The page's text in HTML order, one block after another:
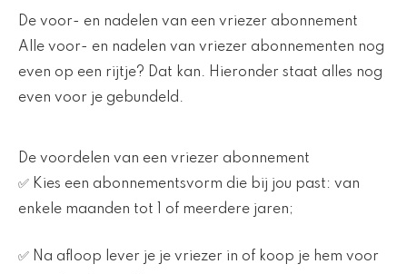
De voor- en nadelen van een vriezer abonnement
Alle voor- en nadelen van vriezer abonnementen nog
even op een rijtje? Dat kan. Hieronder staat alles nog
even voor je gebundeld.
De voordelen van een vriezer abonnement
✅ Kies een abonnementsvorm die bij jou past: van
enkele maanden tot 1 of meerdere jaren;
✅ Na afloop lever je je vriezer in of koop je hem voor